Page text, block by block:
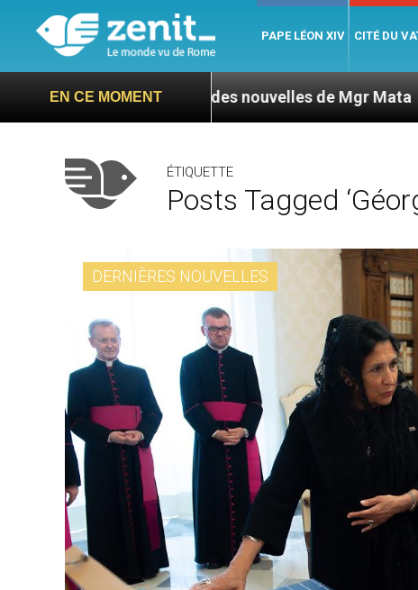
PAPE LÉON XIV CITÉ DU
EN CE MOMENT
: L’ONU exige des nouvelles de Mgr Mata Sept
ÉTIQUETTE
Posts Tagged
DERNIÈRES NOUVELLES